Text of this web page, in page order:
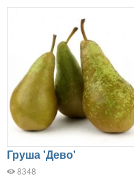
Груша 'Дево'
8348